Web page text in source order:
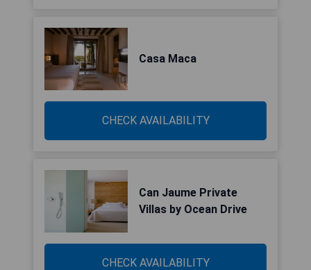
Casa Maca
CHECK AVAILABILITY
Can Jaume Private
Villas by Ocean Drive
CHECK AVAILABILITY